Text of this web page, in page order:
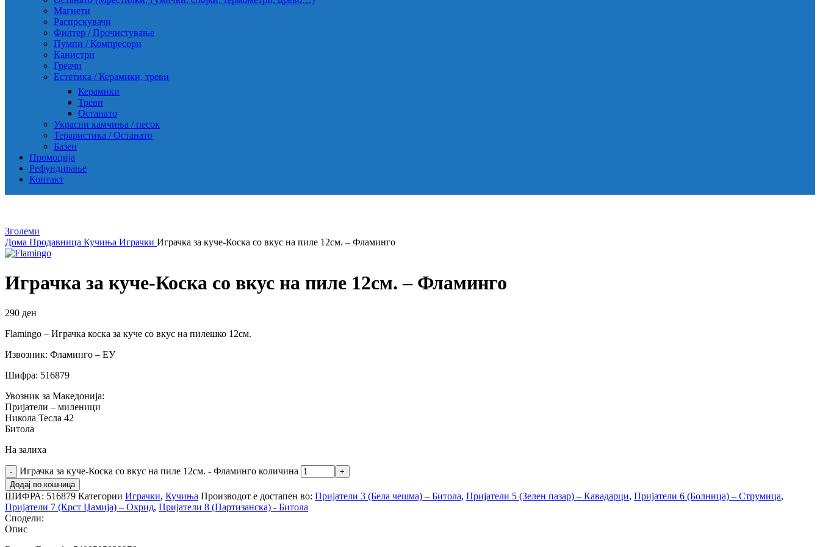
Магнети
Распрскувачи
Филтер / Прочистување
Пумпи / Компресори
Канистри
Греачи
Естетика / Керамики, треви
Керамики
Треви
Останато
Украсни камчиња / песок
Тераристика / Останато
Базен
Промоција
Рефундирање
Контакт
Зголеми
Дома Продавница Кучиња Играчки Играчка за куче-Коска со вкус на пиле 12см. – Фламинго
Играчка за куче-Коска со вкус на пиле 12см. – Фламинго
290 ден
Flamingo – Играчка коска за куче со вкус на пилешко 12см.
Извозник: Фламинго – ЕУ
Шифра: 516879
Увозник за Македонија:
Пријатели – миленици
Никола Тесла 42
Битола
На залиха
Играчка за куче-Коска со вкус на пиле 12см. - Фламинго количина
Додај во кошница
ШИФРА: 516879 Категории Играчки, Кучиња Производот е достапен во: Пријатели 3 (Бела чешма) – Битола, Пријатели 5 (Зелен пазар) – Кавадарци, Пријатели 6 (Болница) – Струмица,
Пријатели 7 (Крст Џамија) – Охрид, Пријатели 8 (Партизанска) - Битола
Сподели:
Опис